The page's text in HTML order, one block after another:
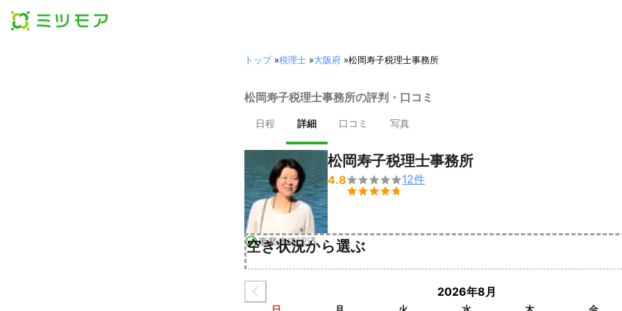
トップ»税理士 »大阪府 »松岡寿子税理士事務所
松岡寿子税理士事務所の評判・口コミ
日程 詳細 口コミ 写真
事業者確認済
松岡寿子税理士事務所
4.8

12件
空き状況から選ぶ
2026年8月